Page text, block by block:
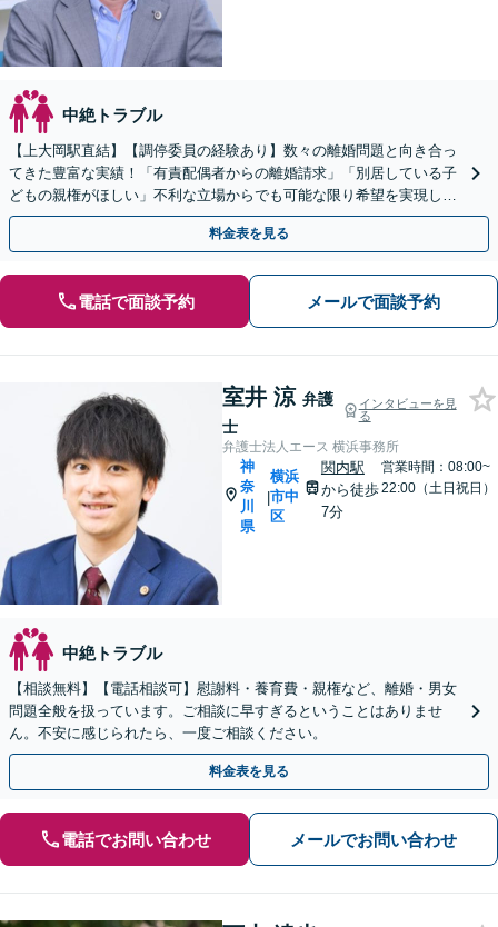
中絶トラブル
【上大岡駅直結】【調停委員の経験あり】数々の離婚問題と向き合っ
てきた豊富な実績！「有責配偶者からの離婚請求」「別居している子
どもの親権がほしい」不利な立場からでも可能な限り希望を実現しま
す【完全個室対応】【子連れ相談可】【ビデオ面談対応】
料金表を見る
電話で面談予約 メールで面談予約
室井 涼 弁護
士
インタビューを見
る
弁護士法人エース 横浜事務所
神
奈
川
県
|
横浜
市中
区
関内駅
から徒歩
7分
営業時間：08:00~
22:00（土日祝日）
中絶トラブル
【相談無料】【電話相談可】慰謝料・養育費・親権など、離婚・男女
問題全般を扱っています。ご相談に早すぎるということはありませ
ん。不安に感じられたら、一度ご相談ください。
料金表を見る
電話でお問い合わせ メールでお問い合わせ